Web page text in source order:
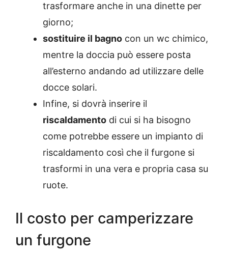
trasformare anche in una dinette per
giorno;
sostituire il bagno con un wc chimico,
mentre la doccia può essere posta
all’esterno andando ad utilizzare delle
docce solari.
Infine, si dovrà inserire il
riscaldamento di cui si ha bisogno
come potrebbe essere un impianto di
riscaldamento così che il furgone si
trasformi in una vera e propria casa su
ruote.
Il costo per camperizzare
un furgone